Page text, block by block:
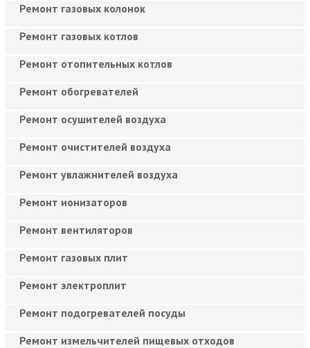
Ремонт газовых колонок
Ремонт газовых котлов
Ремонт отопительных котлов
Ремонт обогревателей
Ремонт осушителей воздуха
Ремонт очистителей воздуха
Ремонт увлажнителей воздуха
Ремонт ионизаторов
Ремонт вентиляторов
Ремонт газовых плит
Ремонт электроплит
Ремонт подогревателей посуды
Ремонт измельчителей пищевых отходов